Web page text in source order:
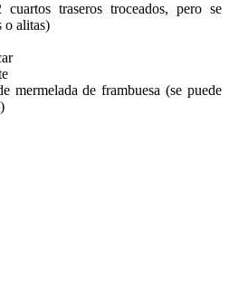
traseros troceados, pero se
o alitas)
mermelada de frambuesa (se puede